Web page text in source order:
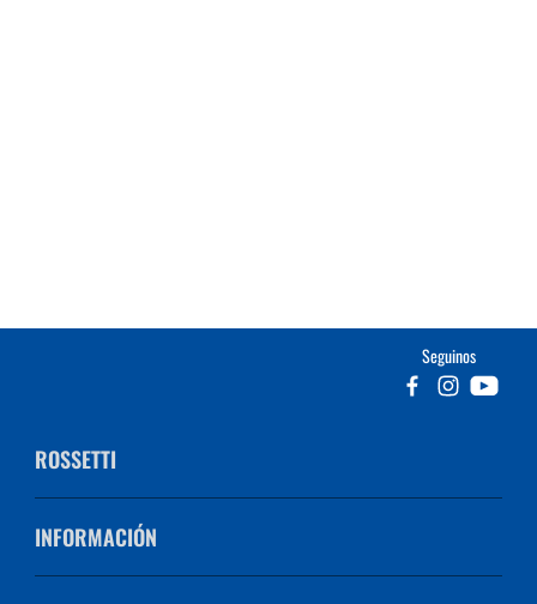
Seguinos
ROSSETTI
INFORMACIÓN